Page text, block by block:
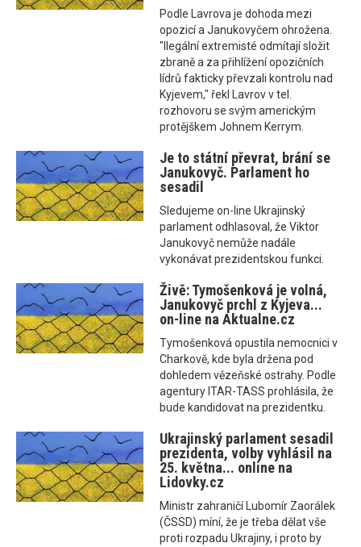
Podle Lavrova je dohoda mezi
opozicí a Janukovyčem ohrožena.
"Ilegální extremisté odmítají složit
zbraně a za přihlížení opozičních
lídrů fakticky převzali kontrolu nad
Kyjevem," řekl Lavrov v tel.
rozhovoru se svým americkým
protějškem Johnem Kerrym.
Je to státní převrat, brání se
Janukovyč. Parlament ho
sesadil
Sledujeme on-line Ukrajinský
parlament odhlasoval, že Viktor
Janukovyč nemůže nadále
vykonávat prezidentskou funkci.
Živě: Tymošenková je volná,
Janukovyč prchl z Kyjeva...
on-line na Aktualne.cz
Tymošenková opustila nemocnici v
Charkově, kde byla držena pod
dohledem vězeňské ostrahy. Podle
agentury ITAR-TASS prohlásila, že
bude kandidovat na prezidentku.
Ukrajinský parlament sesadil
prezidenta, volby vyhlásil na
25. května... online na
Lidovky.cz
Ministr zahraničí Lubomír Zaorálek
(ČSSD) míní, že je třeba dělat vše
proti rozpadu Ukrajiny, i proto by